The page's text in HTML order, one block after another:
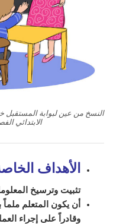
النسخ من عين لبوابة المستقبل
الابتدائي
الأهداف
تثبيت وترسيخ
أن يكون المتعلم ملماً
وقادراً على إجراء